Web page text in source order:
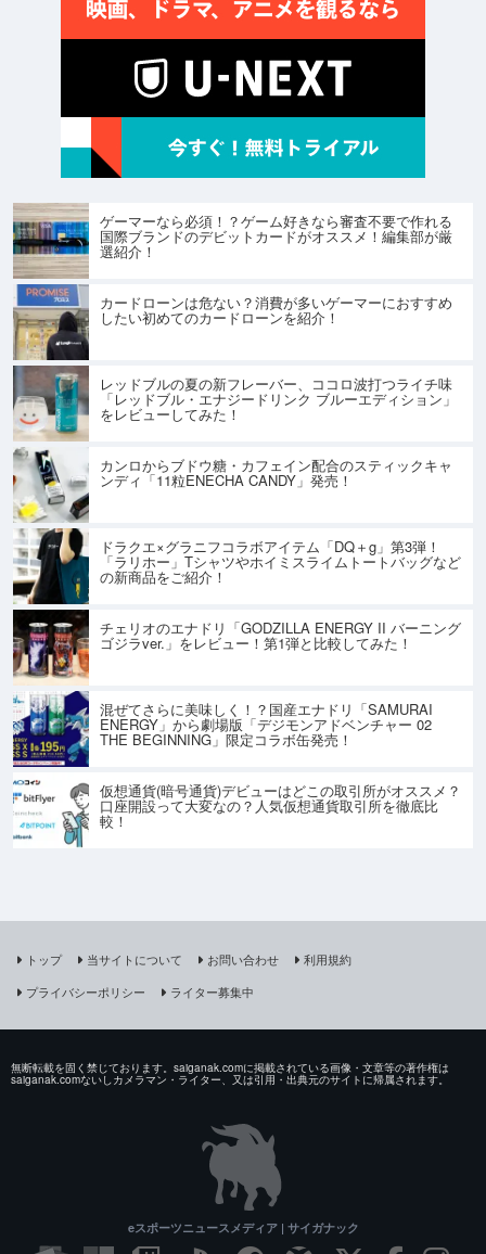
ゲーマーなら必須！？ゲーム好きなら審査不要で作れる
国際ブランドのデビットカードがオススメ！編集部が厳
選紹介！
カードローンは危ない？消費が多いゲーマーにおすすめ
したい初めてのカードローンを紹介！
レッドブルの夏の新フレーバー、ココロ波打つライチ味
「レッドブル・エナジードリンク ブルーエディション」
をレビューしてみた！
カンロからブドウ糖・カフェイン配合のスティックキャ
ンディ「11粒ENECHA CANDY」発売！
ドラクエ×グラニフコラボアイテム「DQ＋g」第3弾！
「ラリホー」Tシャツやホイミスライムトートバッグなど
の新商品をご紹介！
チェリオのエナドリ「GODZILLA ENERGY II バーニング
ゴジラver.」をレビュー！第1弾と比較してみた！
混ぜてさらに美味しく！？国産エナドリ「SAMURAI
ENERGY」から劇場版「デジモンアドベンチャー 02
THE BEGINNING」限定コラボ缶発売！
仮想通貨(暗号通貨)デビューはどこの取引所がオススメ？
口座開設って大変なの？人気仮想通貨取引所を徹底比
較！
トップ 当サイトについて お問い合わせ
利用規約
プライバシーポリシー
ライター募集中
無断転載を固く禁じております。saiganak.comに掲載されている画像・文章等の著作権は
saiganak.comないしカメラマン・ライター、又は引用・出典元のサイトに帰属されます。
eスポーツニュースメディア | サイガナック